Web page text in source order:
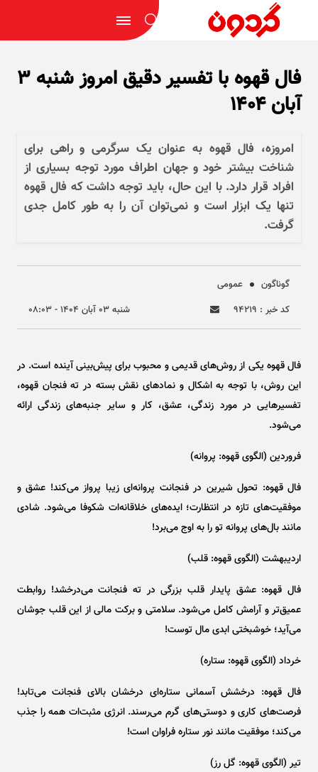
فال قهوه با تفسیر دقیق امروز شنبه ۳
آبان ۱۴۰۴
امروزه، فال قهوه به عنوان یک سرگرمی و راهی برای
شناخت بیشتر خود و جهان اطراف مورد توجه بسیاری از
افراد قرار دارد. با این حال، باید توجه داشت که فال قهوه
تنها یک ابزار است و نمی‌توان آن را به طور کامل جدی
گرفت.
گوناگون
عمومی
کد خبر : ۹۴۲۱۹
شنبه ۰۳ آبان ۱۴۰۴ - ۰۸:۰۳
فال قهوه یکی از روش‌های قدیمی و محبوب برای پیش‌بینی آینده است. در
این روش، با توجه به اشکال و نماد‌های نقش بسته در ته فنجان قهوه،
تفسیر‌هایی در مورد زندگی، عشق، کار و سایر جنبه‌های زندگی ارائه
می‌شود.
فروردین (الگوی قهوه: پروانه)
فال قهوه: تحول شیرین در فنجانت پروانه‌ای زیبا پرواز می‌کند! عشق و
موفقیت‌های تازه در انتظارت؛ ایده‌های خلاقانه‌ات شکوفا می‌شود. شادی
مانند بال‌های پروانه تو را به اوج می‌برد!
اردیبهشت (الگوی قهوه: قلب)
فال قهوه: عشق پایدار قلب بزرگی در ته فنجانت می‌درخشد! روابطت
عمیق‌تر و آرامش کامل می‌شود. سلامتی و برکت مالی از این قلب جوشان
می‌آید؛ خوشبختی ابدی مال توست!
خرداد (الگوی قهوه: ستاره)
فال قهوه: درخشش آسمانی ستاره‌ای درخشان بالای فنجانت می‌تابد!
فرصت‌های کاری و دوستی‌های گرم می‌رسند. انرژی مثبت‌ات همه را جذب
می‌کند؛ موفقیت مانند نور ستاره فراوان است!
تیر (الگوی قهوه: گل رز)